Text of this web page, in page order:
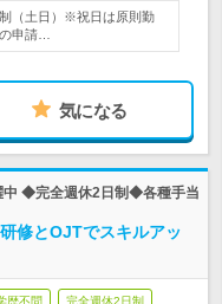
（土日）※祝日は原則勤
申請…
気になる
中 ◆完全週休2日制◆各種手当
修とOJTでスキルアッ
歴不問 完全週休2日制